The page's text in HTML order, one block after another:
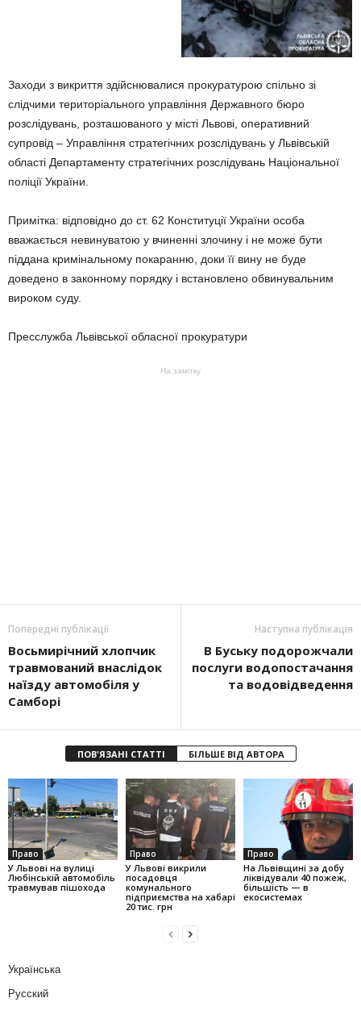
Заходи з викриття здійснювалися прокуратурою спільно зі
слідчими територіального управління Державного бюро
розслідувань, розташованого у місті Львові, оперативний
супровід – Управління стратегічних розслідувань у Львівській
області Департаменту стратегічних розслідувань Національної
поліції України.
Примітка: відповідно до ст. 62 Конституції України особа
вважається невинуватою у вчиненні злочину і не може бути
піддана кримінальному покаранню, доки її вину не буде
доведено в законному порядку і встановлено обвинувальним
вироком суду.
Пресслужба Львівської обласної прокуратури
На замітку
Попередні публікації
Восьмирічний хлопчик
травмований внаслідок
наїзду автомобіля у
Самборі
Наступна публікація
В Буську подорожчали
послуги водопостачання
та водовідведення
ПОВ'ЯЗАНІ СТАТТІ БІЛЬШЕ ВІД АВТОРА
Право
У Львові на вулиці
Любінській автомобіль
травмував пішохода
Право
У Львові викрили
посадовця
комунального
підприємства на хабарі
20 тис. грн
Право
На Львівщині за добу
ліквідували 40 пожеж,
більшість — в
екосистемах
Українська
Русский